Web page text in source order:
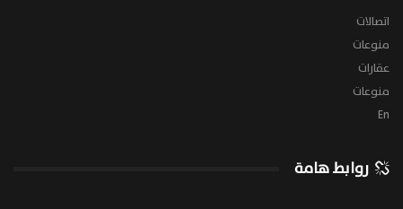
اتصالات
منوعات
عقارات
منوعات
En
روابط هامة